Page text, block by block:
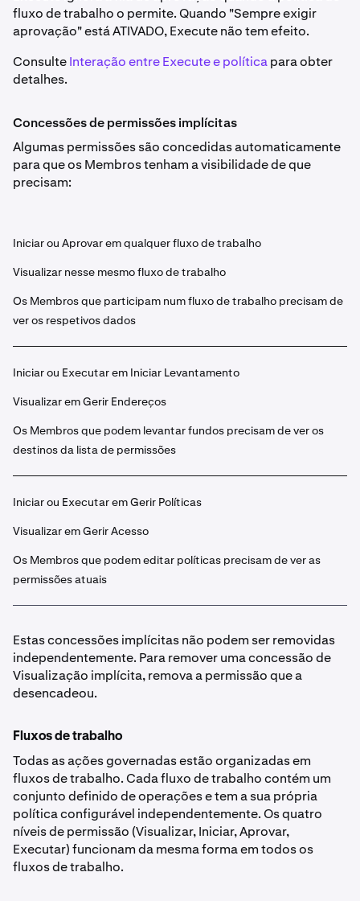
fluxo de trabalho o permite. Quando "Sempre exigir
aprovação" está ATIVADO, Execute não tem efeito.
ConsulteInteração entre Execute e políticapara obter
detalhes.
Concessões de permissões implícitas
Algumas permissões são concedidas automaticamente
para que os Membros tenham a visibilidade de que
precisam:
Iniciar ou Aprovar em qualquer fluxo de trabalho
Visualizar nesse mesmo fluxo de trabalho
Os Membros que participam num fluxo de trabalho precisam de
ver os respetivos dados
Iniciar ou Executar em Iniciar Levantamento
Visualizar em Gerir Endereços
Os Membros que podem levantar fundos precisam de ver os
destinos da lista de permissões
Iniciar ou Executar em Gerir Políticas
Visualizar em Gerir Acesso
Os Membros que podem editar políticas precisam de ver as
permissões atuais
Estas concessões implícitas não podem ser removidas
independentemente. Para remover uma concessão de
Visualização implícita, remova a permissão que a
desencadeou.
Fluxos de trabalho
Todas as ações governadas estão organizadas em
fluxos de trabalho. Cada fluxo de trabalho contém um
conjunto definido de operações e tem a sua própria
política configurável independentemente. Os quatro
níveis de permissão (Visualizar, Iniciar, Aprovar,
Executar) funcionam da mesma forma em todos os
fluxos de trabalho.